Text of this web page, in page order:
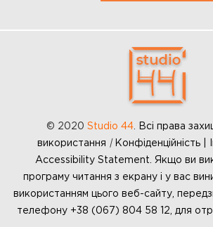
© 2020 Studio 44
Всі права
використання | Конфіденційність |
Accessibility Statement. Якщо ви
програму читання з екрану і у вас
використанням цього веб-сайту,
телефону +38 (067) 804 58 12, для